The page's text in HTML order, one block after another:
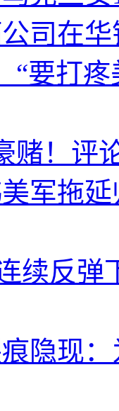
司在
“要打
赌！评
军拖
续反弹
隐现